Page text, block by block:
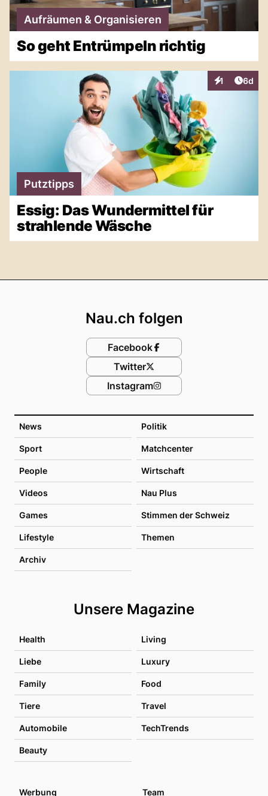
Aufräumen & Organisieren
So geht Entrümpeln richtig
1
Interaktionen
6d
Putztipps
Essig: Das Wundermittel für
strahlende Wäsche
News Politik
Sport Matchcenter
People Wirtschaft
Videos Nau Plus
Games Stimmen der Schweiz
Lifestyle Themen
Archiv
Unsere Magazine
Health Living
Liebe Luxury
Family Food
Tiere Travel
Automobile TechTrends
Beauty
Nau.ch folgen
Facebook
Twitter
Instagram
Werbung Team